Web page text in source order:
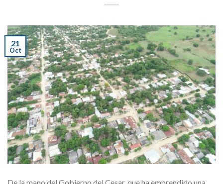
21
Oct
De la mano del Gobierno del Cesar, que ha emprendido una